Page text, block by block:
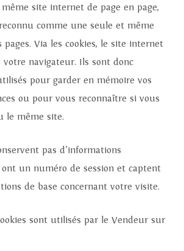
site internet de page en page,
comme une seule et même
pages. Via les cookies, le site internet
navigateur. Ils sont donc
pour garder en mémoire vos
ou pour vous reconnaître si vous
le même site.
pas d’informations
un numéro de session et captent
de base concernant votre visite.
sont utilisés par le Vendeur sur